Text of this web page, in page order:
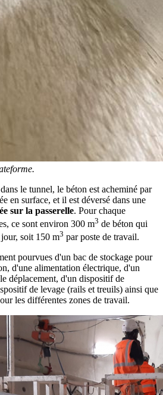
le tunnel, le béton est acheminé par
en surface, et il est déversé dans une
sur la passerelle. Pour chaque
ce sont environ 300 m3 de béton qui
soit 150 m3 par poste de travail.
pourvues d'un bac de stockage pour
d'une alimentation électrique, d'un
déplacement, d'un dispositif de
de levage (rails et treuils) ainsi que
les différentes zones de travail.